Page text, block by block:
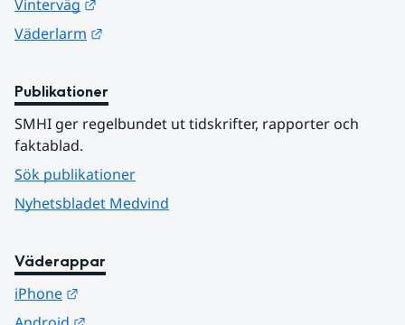
Vinterväg
Väderlarm
Publikationer
SMHI ger regelbundet ut tidskrifter, rapporter och
faktablad.
Sök publikationer
Nyhetsbladet Medvind
Väderappar
iPhone